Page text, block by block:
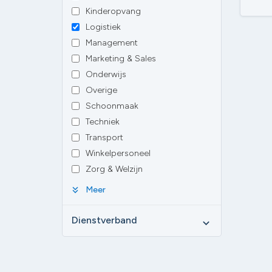
Kinderopvang
Logistiek
Management
Marketing & Sales
Onderwijs
Overige
Schoonmaak
Techniek
Transport
Winkelpersoneel
Zorg & Welzijn
keyboard_double_arrow_down Meer
Dienstverband expand_more